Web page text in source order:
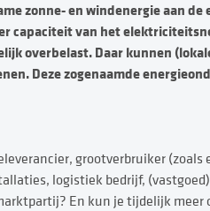
zonne- en windenergie aan
capaciteit van het
overbelast. Daar kunnen
Deze zogenaamde
grootverbruiker
logistiek bedrijf,
En kun je tijdelijk